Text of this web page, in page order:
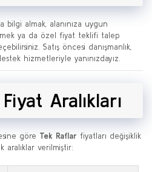
bilgi almak, alanınıza uygun
ya da özel fiyat teklifi talep
Satış öncesi danışmanlık,
hizmetleriyle yanınızdayız.
Aralıkları
göre Tek Raflar fiyatları değişiklik
aralıklar verilmiştir: